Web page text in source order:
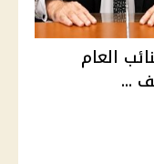
النائب العام
...